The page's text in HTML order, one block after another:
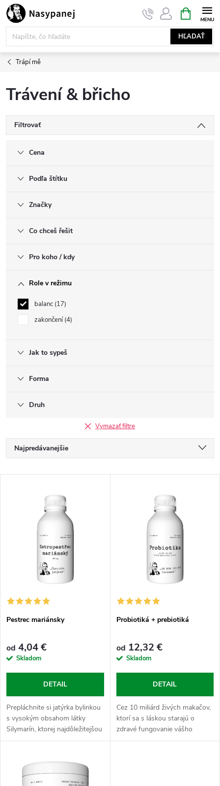
Prejsť
na
obsah
HĽADAŤ
KOŠÍK
Trápí mě
Trávení & břicho
Filtrovať
Cena
Podľa štítku
Značky
Co chceš řešit
Pro koho / kdy
Role v režimu
balanc 17
zakončení 4
Jak to sypeš
Forma
Druh
Vymazať filtre
R
a
e
p
r
o
d
u
k
Najpredávanejšie
Abecedne
p
o
u
k
Pestrec mariánsky
od 4,04 €
Skladom
DETAIL
Prepláchnite si jatýrka bylinkou
s vysokým obsahom látky
Silymarín, ktorej najdôležitejšou
funkciou je ochrana
podporuje zdravie žlčníka a
pečene,...
Probiotiká + prebiotiká
od 12,32 €
Skladom
DETAIL
Cez 10 miliárd živých makačov,
ktorí sa s láskou starajú o
zdravé fungovanie vášho
tráviaceho systému, chráni